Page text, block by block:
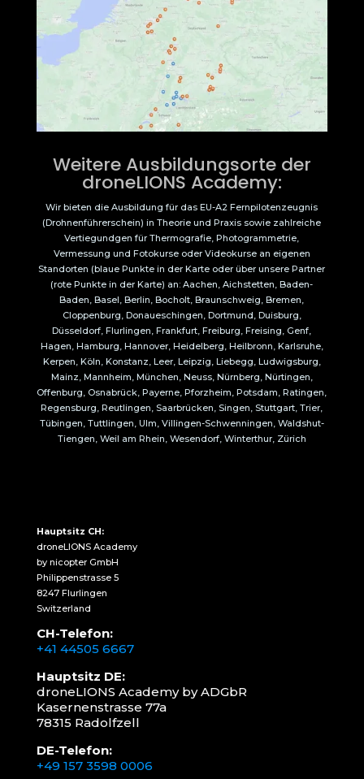
Weitere Ausbildungsorte der
droneLIONS Academy:
Wir bieten die Ausbildung für das EU-A2 Fernpilotenzeugnis
(Drohnenführerschein) in Theorie und Praxis sowie zahlreiche
Vertiegundgen für Thermografie, Photogrammetrie,
Vermessung und Fotokurse oder Videokurse an eigenen
Standorten (blaue Punkte in der Karte oder über unsere Partner
(rote Punkte in der Karte) an: Aachen, Aichstetten, Baden-
Baden, Basel, Berlin, Bocholt, Braunschweig, Bremen,
Cloppenburg, Donaueschingen, Dortmund, Duisburg,
Düsseldorf, Flurlingen, Frankfurt, Freiburg, Freising, Genf,
Hagen, Hamburg, Hannover, Heidelberg, Heilbronn, Karlsruhe,
Kerpen, Köln, Konstanz, Leer, Leipzig, Liebegg, Ludwigsburg,
Mainz, Mannheim, München, Neuss, Nürnberg, Nürtingen,
Offenburg, Osnabrück, Payerne, Pforzheim, Potsdam, Ratingen,
Regensburg, Reutlingen, Saarbrücken, Singen, Stuttgart, Trier,
Tübingen, Tuttlingen, Ulm, Villingen-Schwenningen, Waldshut-
Tiengen, Weil am Rhein, Wesendorf, Winterthur, Zürich
Hauptsitz CH:
droneLIONS Academy
by nicopter GmbH
Philippenstrasse 5
8247 Flurlingen
Switzerland
CH-Telefon:
+41 44505 6667
Hauptsitz DE:
droneLIONS Academy by ADGbR
Kasernenstrasse 77a
78315 Radolfzell
DE-Telefon:
+49 157 3598 0006